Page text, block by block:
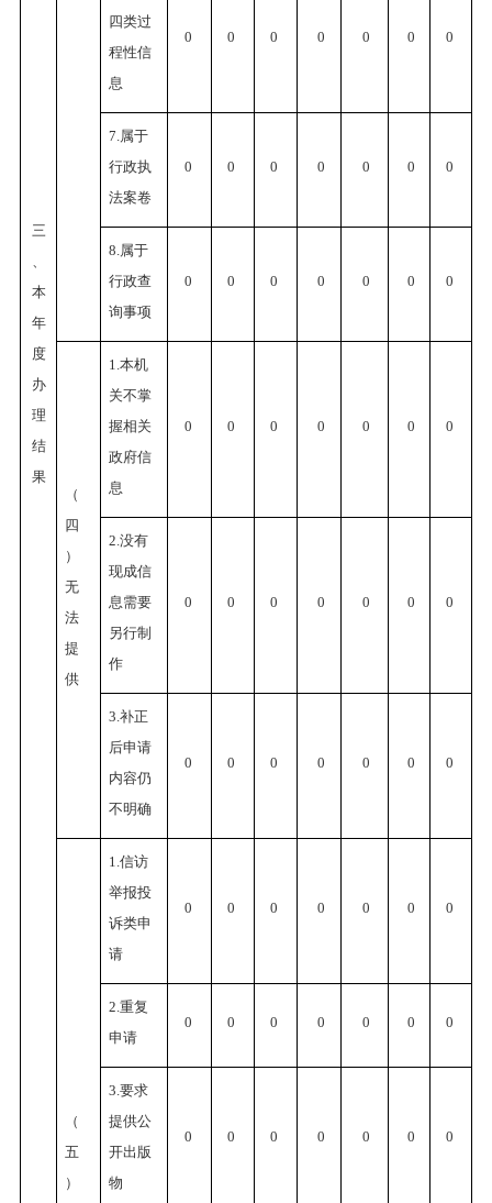
三
本
年
度
办
理
结
果
四类过
程性信
息
0 0 0 0 0 0 0
7.属于
行政执
法案卷
0 0 0 0 0 0 0
8.属于
行政查
询事项
0 0 0 0 0 0 0
（
四
）
无
法
提
供
1.本机
关不掌
握相关
政府信
息
0 0 0 0 0 0 0
2.没有
现成信
息需要
另行制
作
0 0 0 0 0 0 0
3.补正
后申请
内容仍
不明确
0 0 0 0 0 0 0
（
五
）
1.信访
举报投
诉类申
请
0 0 0 0 0 0 0
2.重复
申请
0 0 0 0 0 0 0
3.要求
提供公
开出版
物
0 0 0 0 0 0 0